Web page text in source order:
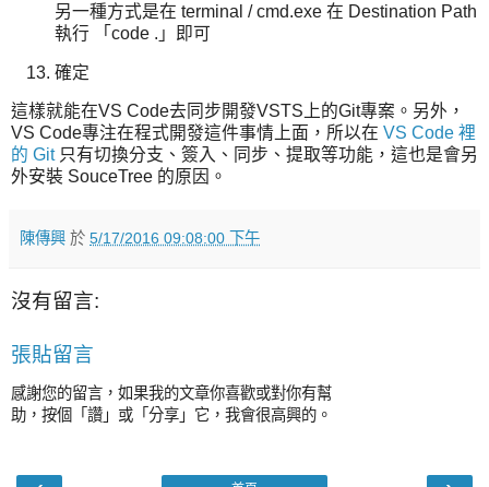
另一種方式是在 terminal / cmd.exe 在 Destination Path
執行 「code .」即可
確定
這樣就能在VS Code去同步開發VSTS上的Git專案。另外，
VS Code專注在程式開發這件事情上面，所以在 VS Code 裡
的 Git只有切換分支、簽入、同步、提取等功能，這也是會另
外安裝 SouceTree 的原因。
陳傳興 於 5/17/2016 09:08:00 下午
沒有留言:
張貼留言
感謝您的留言，如果我的文章你喜歡或對你有幫
助，按個「讚」或「分享」它，我會很高興的。